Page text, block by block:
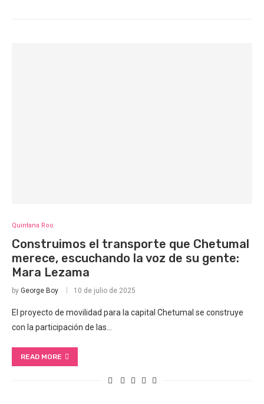
Quintana Roo
Construimos el transporte que Chetumal
merece, escuchando la voz de su gente:
Mara Lezama
by George Boy 10 de julio de 2025
El proyecto de movilidad para la capital Chetumal se construye
con la participación de las…
READ MORE